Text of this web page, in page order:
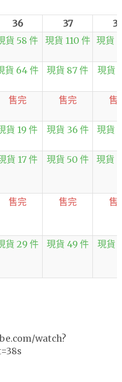
36 37
貨 58 件 現貨 110 件 現貨
貨 64 件 現貨 87 件 現貨
售完 售完 售
貨 19 件 現貨 36 件 現貨
貨 17 件 現貨 50 件 現貨
售完 售完 售
貨 29 件 現貨 49 件 現貨
watch?